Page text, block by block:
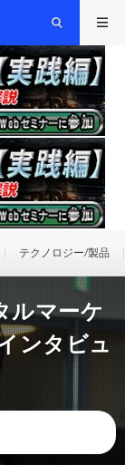
テクノロジー/製品
ルマーケ
ンタビュ